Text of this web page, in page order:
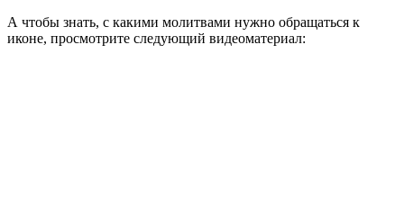
А чтобы знать, с какими молитвами нужно обращаться к
иконе, просмотрите следующий видеоматериал: